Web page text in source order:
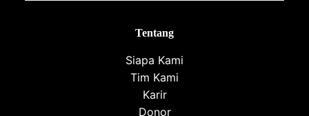
Tentang
Siapa Kami
Tim Kami
Karir
Donor